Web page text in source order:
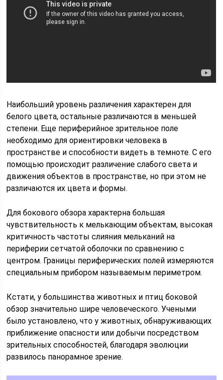
Наибольший уровень различения характерен для
белого цвета, остальные различаются в меньшей
степени. Еще периферийное зрительное поле
необходимо для ориентировки человека в
пространстве и способности видеть в темноте. С его
помощью происходит различение слабого света и
движения объектов в пространстве, но при этом не
различаются их цвета и формы.
Для бокового обзора характерна большая
чувствительность к мелькающим объектам, высокая
критичность частоты слияния мельканий на
периферии сетчатой оболочки по сравнению с
центром. Границы периферических полей измеряются
специальным прибором называемым периметром.
Кстати, у большинства животных и птиц боковой
обзор значительно шире человеческого. Учеными
было установлено, что у животных, обнаруживающих
приближение опасности или добычи посредством
зрительных способностей, благодаря эволюции
развилось панорамное зрение.